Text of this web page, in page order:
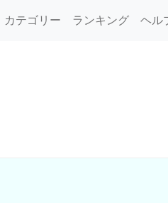
カテゴリー ランキング ヘル